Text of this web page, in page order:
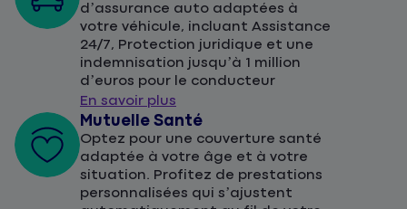
d’assurance auto adaptées à
votre véhicule, incluant Assistance
24/7, Protection juridique et une
indemnisation jusqu’à 1 million
d’euros pour le conducteur
En savoir plus
Mutuelle Santé
Optez pour une couverture santé
adaptée à votre âge et à votre
situation. Profitez de prestations
personnalisées qui s’ajustent